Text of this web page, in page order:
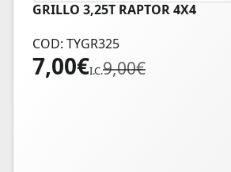
GRILLO 3,25T RAPTOR 4X4
COD: TYGR325
9,00€
Il
prezzo
7,00€
Il
prezzo
I.C.